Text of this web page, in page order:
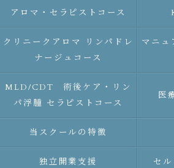
アロマ・セラピストコース
クリニークアロマ リンパドレ
ナージュコース
マニュ
MLD/CDT 術後ケア・リン
パ浮腫 セラピストコース
医
当スクールの特徴
独立開業支援 セ